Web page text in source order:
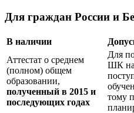
Для граждан России и
В наличии
Аттестат о среднем
(полном) общем
образовании,
полученный в 2015 и
последующих годах
Для
ШК на
тому